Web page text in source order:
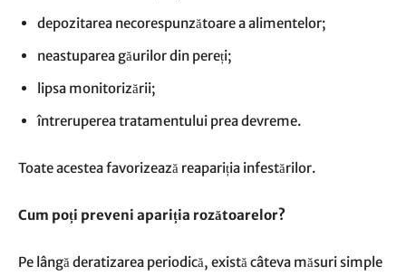
depozitarea necorespunzătoare a alimentelor;
neastuparea găurilor din pereți;
lipsa monitorizării;
întreruperea tratamentului prea devreme.
Toate acestea favorizează reapariția infestărilor.
Cum poți preveni apariția rozătoarelor?
Pe lângă deratizarea periodică, există câteva măsuri simple